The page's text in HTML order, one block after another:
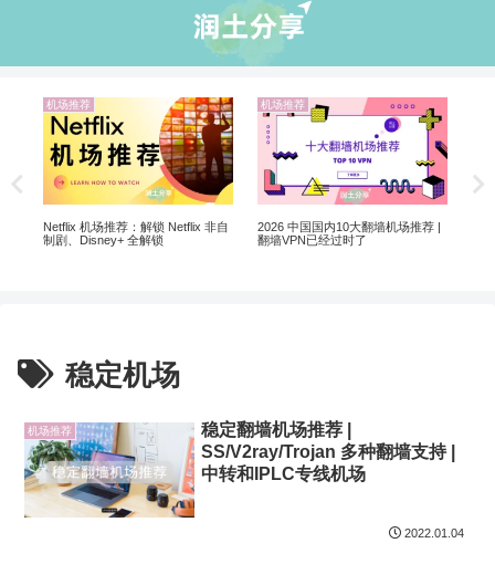
机场推荐
Netflix 机场推荐：解锁 Netflix 非自
制剧、Disney+ 全解锁
机场推荐
2026 中国国内10大翻墙机场推荐 |
翻墙VPN已经过时了
稳定机场
机场推荐
稳定翻墙机场推荐 |
SS/V2ray/Trojan 多种翻墙支持 |
中转和IPLC专线机场
2022.01.04